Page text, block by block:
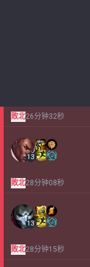
敗北26分钟32秒
13
敗北28分钟08秒
13
敗北28分钟15秒